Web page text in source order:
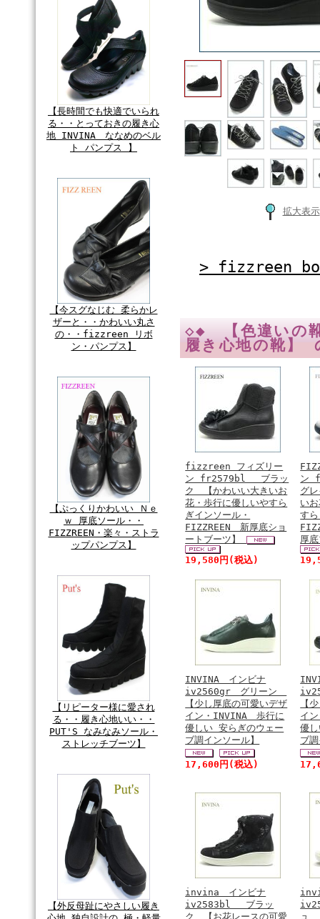
【長時間でも快適でいられ
る・・とっておきの履き心
地 INVINA ななめのベル
ト パンプス 】
【今スグなじむ 柔らかレ
ザーと・・かわいい丸さ
の・・fizzreen リボ
ン・パンプス】
【ぷっくりかわいい Ｎｅ
ｗ 厚底ソール・・
FIZZREEN・楽々・ストラ
ップパンプス】
【リピーター様に愛され
る・・履き心地いい・・
PUT'S なみなみソール・
ストレッチブーツ】
【外反母趾にやさしい履き
拡大表示
> fizzreen
◇◆ 【色違いの
履き心地の靴
fizzreen フィズリー
ン fr2579bl ブラッ
ク 【かわいい大きいお
花・歩行に優しいやすら
ぎインソール・
FIZZREEN 新厚底ショ
ートブーツ】
19,580円(税込)
ン
グ
い
す
厚
INVINA インビナ
iv2560gr グリーン
【少し厚底の可愛いデザ
イン・INVINA 歩行に
優しい 安らぎのウェー
ブ調インソール】
17,600円(税込)
【
イ
優
ブ
invina インビナ
iv2583bl ブラッ
ク 【お花レースの可愛
ュ